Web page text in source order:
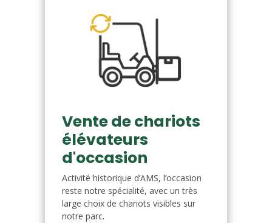
Vente de chariots
élévateurs
d'occasion
Activité historique d’AMS, l’occasion
reste notre spécialité, avec un très
large choix de chariots visibles sur
notre parc.